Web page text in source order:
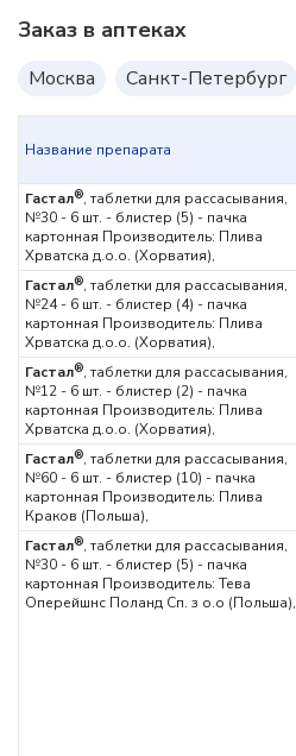
Заказ в аптеках
Москва Санкт-Петербург
Название препарата
Гастал®, таблетки для рассасывания,
№30 - 6 шт. - блистер (5) - пачка
картонная Производитель: Плива
Хрватска д.о.о. (Хорватия),
Гастал®, таблетки для рассасывания,
№24 - 6 шт. - блистер (4) - пачка
картонная Производитель: Плива
Хрватска д.о.о. (Хорватия),
Гастал®, таблетки для рассасывания,
№12 - 6 шт. - блистер (2) - пачка
картонная Производитель: Плива
Хрватска д.о.о. (Хорватия),
Гастал®, таблетки для рассасывания,
№60 - 6 шт. - блистер (10) - пачка
картонная Производитель: Плива
Краков (Польша),
Гастал®, таблетки для рассасывания,
№30 - 6 шт. - блистер (5) - пачка
картонная Производитель: Тева
Оперейшнс Поланд Сп. з о.о (Польша),